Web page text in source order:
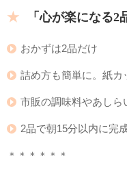
「心が楽になる
おかずは2品だけ
詰め方も簡単に。紙カ
市販の調味料やあしら
2品で朝15分以内に完
＊＊＊＊＊＊